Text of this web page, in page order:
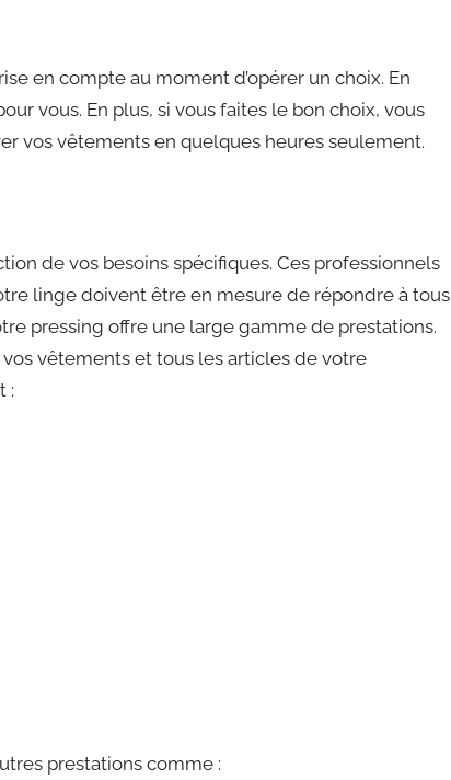
en compte au moment d’opérer un choix. En
vous. En plus, si vous faites le bon choix, vous
vos vêtements en quelques heures seulement.
de vos besoins spécifiques. Ces professionnels
linge doivent être en mesure de répondre à tous
pressing offre une large gamme de prestations.
vêtements et tous les articles de votre
:
prestations comme :